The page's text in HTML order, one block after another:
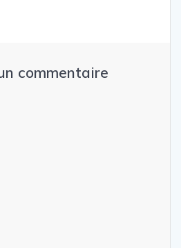
commentaire